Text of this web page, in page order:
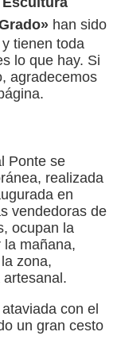
han sido
tienen toda
lo que hay. Si
agradecemos
Ponte se
realizada
en
vendedoras de
ocupan la
la mañana,
zona,
con el
un gran cesto